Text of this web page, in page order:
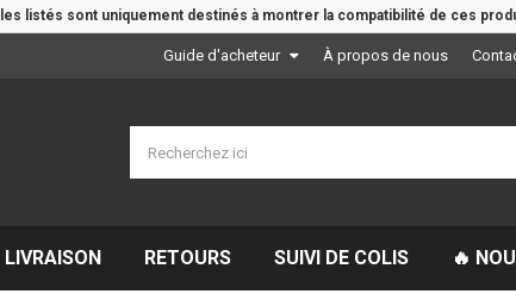
listés sont uniquement destinés à montrer la compatibilité de ces
Guide d'acheteur À propos de nous
LIVRAISON RETOURS SUIVI DE COLIS 🔥